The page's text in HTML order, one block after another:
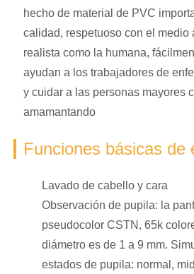
hecho de material de PVC
calidad, respetuoso con el medio
realista como la humana,
ayudan a los trabajadores de
y cuidar a las personas mayores
amamantando
Funciones básicas de
Lavado de cabello y cara
Observación de pupila: la
pseudocolor CSTN, 65k
diámetro es de 1 a 9 mm.
estados de pupila: normal,